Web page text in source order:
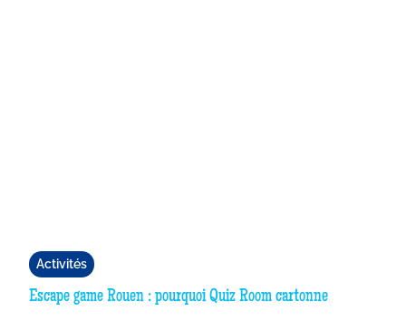
Activités
Escape game Rouen : pourquoi Quiz Room cartonne